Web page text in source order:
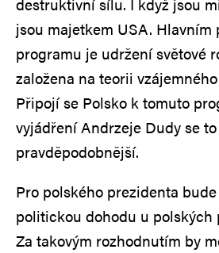
destruktivní sílu. I když jsou
jsou majetkem USA. Hlavním
programu je udržení světové
založena na teorii
Připojí se Polsko k tomuto
vyjádření Andrzeje Dudy se
pravděpodobnější.
Pro polského prezidenta
politickou dohodu u polských
Za takovým rozhodnutím by